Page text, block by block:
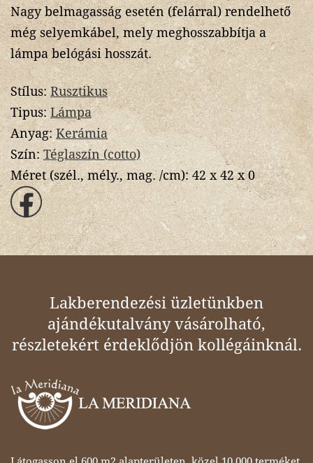
Nagy belmagasság esetén (felárral) rendelhető
még selyemkábel, mely meghosszabbítja a
lámpa belógási hosszát.
Stílus:Rusztikus
Tipus:Lámpa
Anyag: Kerámia
Szín: Téglaszín (cotto)
Méret (szél., mély., mag. /cm):42 x 42 x 0
Lakberendezési üzletünkben
ajándékutalvány vásárolható,
részletekért érdeklődjön kollégáinknál.